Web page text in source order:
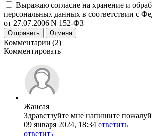
Выражаю согласие на хранение и
персональных данных в соответствии с
от 27.07.2006 N 152-ФЗ
Отправить Отмена
Комментарии (2)
Комментировать
Жансая
Здравствуйте мне напишите
09 января 2024, 18:34 ответить
ответить